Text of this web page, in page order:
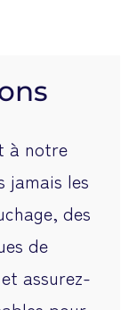
à notre
jamais les
des
de
assurez-